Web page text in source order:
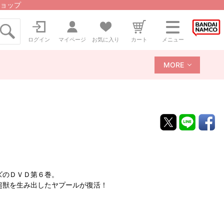
ップ
ログイン マイページ お気に入り カート メニュー
MORE
ＤＶＤ第６巻。
を生み出したヤプールが復活！